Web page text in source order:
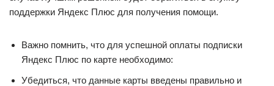
поддержки Яндекс Плюс для получения помощи.
Важно помнить, что для успешной оплаты подписки
Яндекс Плюс по карте необходимо:
Убедиться, что данные карты введены правильно и